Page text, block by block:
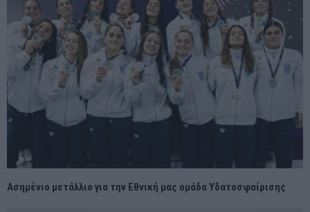
Ασημένιο μετάλλιο για την Εθνική μας ομάδα Υδατοσφαίρισης